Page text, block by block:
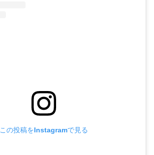
この投稿をInstagramで見る